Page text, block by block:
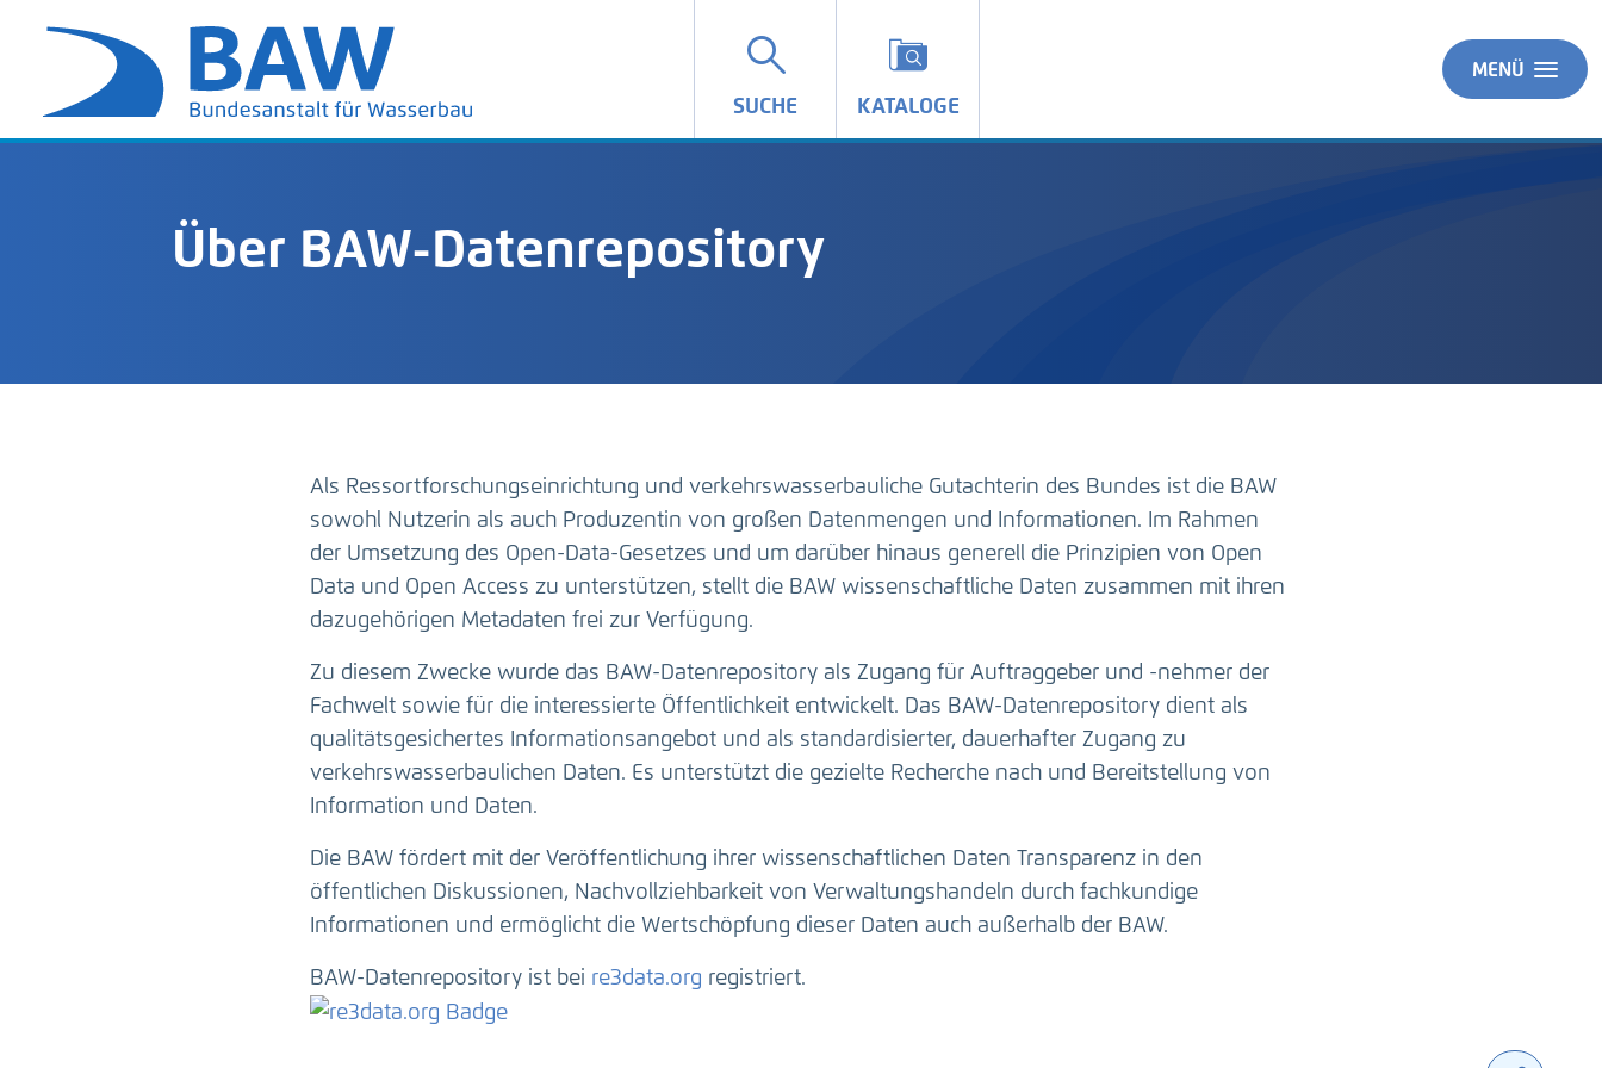
SUCHE KATALOGE
MENÜ
Über BAW-Datenrepository
Als Ressortforschungseinrichtung und verkehrswasserbauliche Gutachterin des Bundes ist die BAW
sowohl Nutzerin als auch Produzentin von großen Datenmengen und Informationen. Im Rahmen
der Umsetzung des Open-Data-Gesetzes und um darüber hinaus generell die Prinzipien von Open
Data und Open Access zu unterstützen, stellt die BAW wissenschaftliche Daten zusammen mit ihren
dazugehörigen Metadaten frei zur Verfügung.
Zu diesem Zwecke wurde das BAW-Datenrepository als Zugang für Auftraggeber und -nehmer der
Fachwelt sowie für die interessierte Öffentlichkeit entwickelt. Das BAW-Datenrepository dient als
qualitätsgesichertes Informationsangebot und als standardisierter, dauerhafter Zugang zu
verkehrswasserbaulichen Daten. Es unterstützt die gezielte Recherche nach und Bereitstellung von
Information und Daten.
Die BAW fördert mit der Veröffentlichung ihrer wissenschaftlichen Daten Transparenz in den
öffentlichen Diskussionen, Nachvollziehbarkeit von Verwaltungshandeln durch fachkundige
Informationen und ermöglicht die Wertschöpfung dieser Daten auch außerhalb der BAW.
BAW-Datenrepository ist bei re3data.org registriert.